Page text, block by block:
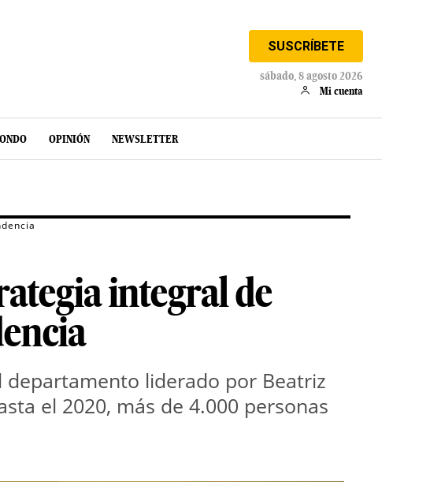
SUSCRÍBETE
sábado, 8 agosto 2026
Mi cuenta
OPINIÓN NEWSLETTER
integral de
departamento liderado por Beatriz
el 2020, más de 4.000 personas